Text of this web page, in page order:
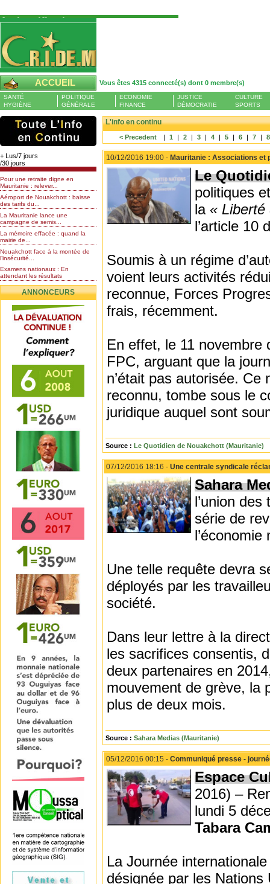
Authentification
Pour S'authentifier veuillez fournir votre
Pseudo et Mot de passer et cliquez sur : Se
connecter
Pseudo
Mot de passe
ACCUEIL Vous êtes 4315 connecté(s) dont 0 membre(s)
Liste des membres en ligne (0)
SANTÉ
HYGIÈNE
POLITIQUE
GÉNÉRALE
ECONOMIE
FINANCE
JUSTICE
DÉMOCRATIE
CULTURE
SPORTS
+ Lus/7 jours
/30 jours
Pour une retraite digne en
Mauritanie : relever...
Aéroport de Nouakchott : baisse
des tarifs du...
La Mauritanie lance une
campagne de semis...
La mémoire effacée : quand la
mairie de...
Nouakchott face à la montée de
l’insécurité...
Examens nationaux : En
attendant les résultats
Nomination de l’Honorable Diye
Ba au poste de...
Mauritanie : les résultats du
baccalauréat 2026...
Mauritanie : Les 10 premiers au
BEPC 2026
Un syndicat de l’enseignement
rejette la...
ANNONCEURS
L'info en continu
< Precedent | 1 | 2 | 3 | 4 | 5 | 6 | 7 | 8
10/12/2016 19:00 - Mauritanie : Associations et
Le
politiques
la « Liberté
l’article 10
Soumis à un régime
voient leurs activités
reconnue, Forces
frais, récemment.
En effet, le 11 novembre
FPC, arguant que la
n’était pas autorisée. Ce
reconnu, tombe sous le
juridique auquel sont
Source : Le Quotidien de Nouakchott (Mauritanie)
07/12/2016 18:16 - Une centrale syndicale
Sahara
l’union
série de
Une telle requête devra
déployés par les
société.
Dans leur lettre à la
les sacrifices consentis,
deux partenaires en
mouvement de grève, la
plus de deux mois.
Source : Sahara Medias (Mauritanie)
05/12/2016 00:15 - Communiqué presse -
Espace
2016) –
lundi 5
Tabara
La Journée
désignée par les